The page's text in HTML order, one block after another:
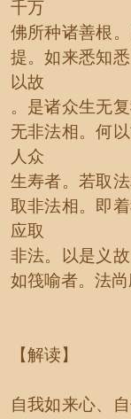
千万
佛所种诸善根
提。如来悉知
以故
。是诸众生无
无非法相。何
人众
生寿者。若取
取非法相。即
应取
非法。以是义
如筏喻者。法尚
【解读】
自我如来心、